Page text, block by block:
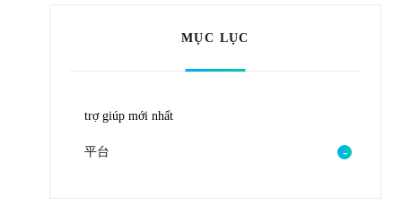
MỤC LỤC
trợ giúp mới nhất
平台